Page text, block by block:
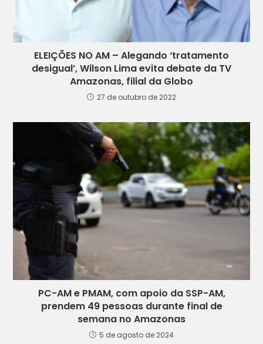
ELEIÇÕES NO AM – Alegando ‘tratamento
desigual’, Wilson Lima evita debate da TV
Amazonas, filial da Globo
27 de outubro de 2022
PC-AM e PMAM, com apoio da SSP-AM,
prendem 49 pessoas durante final de
semana no Amazonas
5 de agosto de 2024